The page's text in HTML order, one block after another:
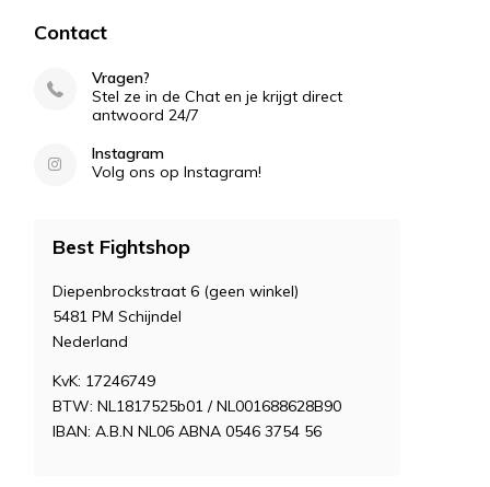
Contact
Vragen?
Stel ze in de Chat en je krijgt direct
antwoord 24/7
Instagram
Volg ons op Instagram!
Best Fightshop
Diepenbrockstraat 6 (geen winkel)
5481 PM Schijndel
Nederland
KvK: 17246749
BTW: NL1817525b01 / NL001688628B90
IBAN: A.B.N NL06 ABNA 0546 3754 56